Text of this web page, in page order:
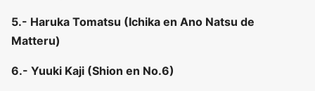
5.- Haruka Tomatsu (Ichika en Ano Natsu de
Matteru)
6.- Yuuki Kaji (Shion en No.6)